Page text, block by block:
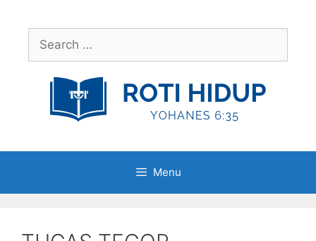
contentSearch
for:
Menu